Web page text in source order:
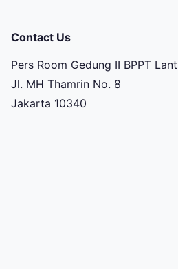
Contact Us
Pers Room Gedung II BPPT
Jl. MH Thamrin No. 8
Jakarta 10340